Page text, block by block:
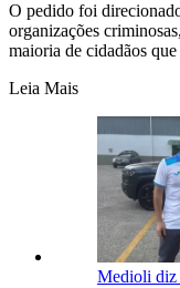
O pedido foi
organizações
maioria de cidadãos
Leia Mais
Medioli diz